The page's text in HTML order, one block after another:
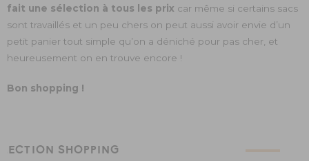
fait une sélection à tous les prix car même si certains sacs
sont travaillés et un peu chers on peut aussi avoir envie d’un
petit panier tout simple qu’on a déniché pour pas cher, et
heureusement on en trouve encore !
Bon shopping !
SHOPPING